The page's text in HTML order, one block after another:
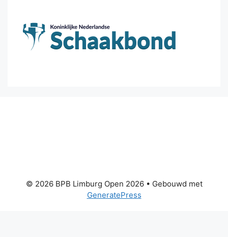
© 2026 BPB Limburg Open 2026• Gebouwd met
GeneratePress